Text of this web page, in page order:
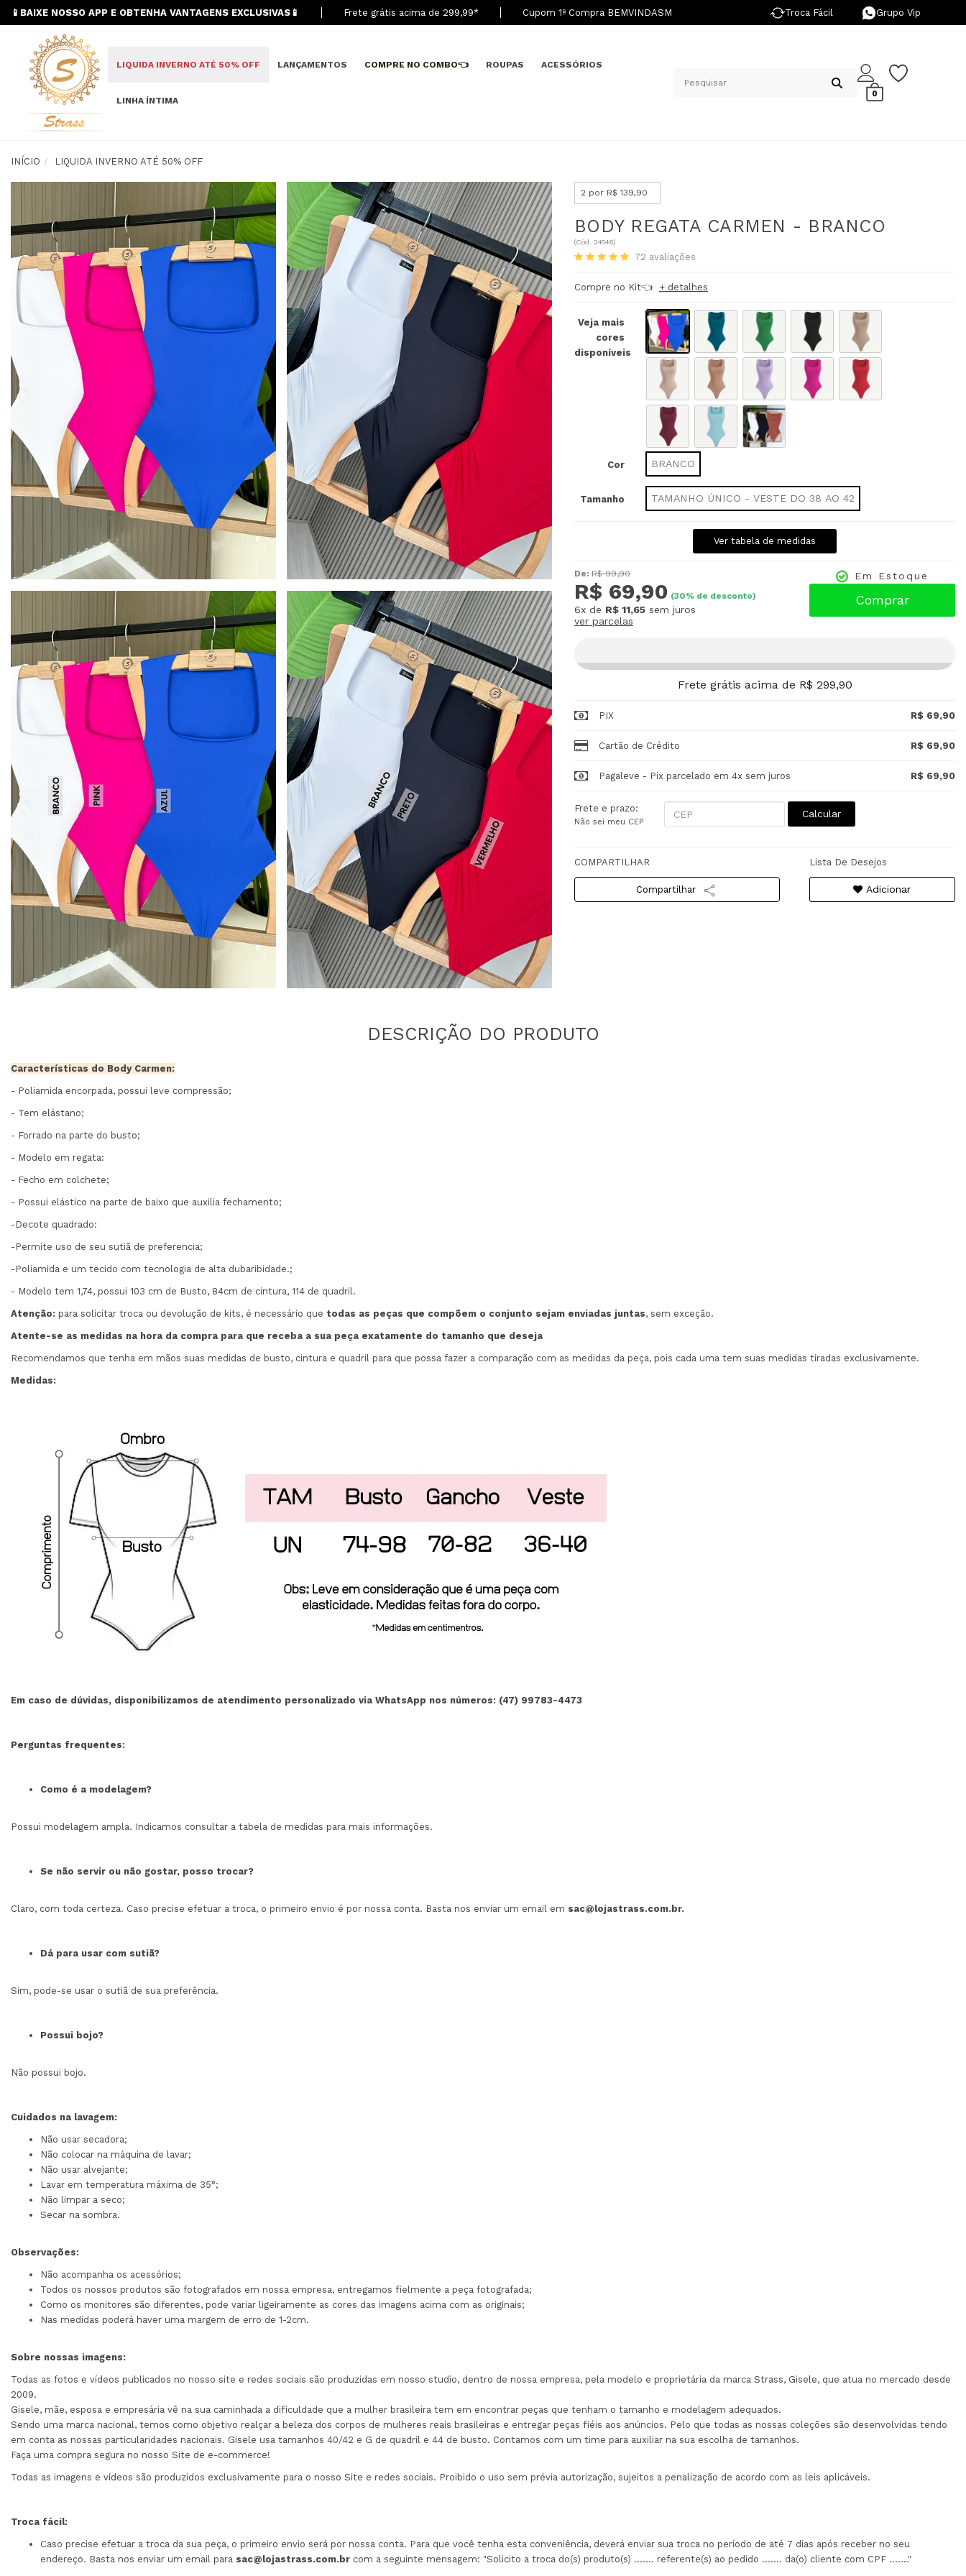
📱BAIXE NOSSO APP E OBTENHA VANTAGENS EXCLUSIVAS📱 Frete grátis acima de 299,99* Cupom 1ª Compra BEMVINDASM Troca Fácil Grupo Vip
LIQUIDA INVERNO ATÉ 50% OFF LANÇAMENTOS COMPRE NO COMBO👈 ROUPAS ACESSÓRIOS
LINHA ÍNTIMA
0
INÍCIO LIQUIDA INVERNO ATÉ 50% OFF
2 por R$ 139,90
BODY REGATA CARMEN - BRANCO
(Cód. 24546)
72 avaliações
Compre no Kit👈 + detalhes
Veja mais
cores
disponíveis
Cor BRANCO
Tamanho TAMANHO ÚNICO - VESTE DO 38 AO 42
Ver tabela de medidas
De: R$ 99,90
R$ 69,90 (30% de desconto)
6x de R$ 11,65 sem juros
ver parcelas
Em Estoque
Comprar
Frete grátis acima de R$ 299,90
PIX R$ 69,90
Cartão de Crédito R$ 69,90
Pagaleve - Pix parcelado em 4x sem juros R$ 69,90
Frete e prazo:
Não sei meu CEP
Calcular
COMPARTILHAR
Compartilhar
Lista De Desejos
Adicionar
Características do Body Carmen:
- Poliamida encorpada, possui leve compressão;
- Tem elástano;
- Forrado na parte do busto;
- Modelo em regata:
- Fecho em colchete;
- Possui elástico na parte de baixo que auxilia fechamento;
-Decote quadrado:
-Permite uso de seu sutiã de preferencia;
-Poliamida e um tecido com tecnologia de alta dubaribidade.;
- Modelo tem 1,74, possui 103 cm de Busto, 84cm de cintura, 114 de quadril.
Atenção: para solicitar troca ou devolução de kits, é necessário que todas as peças que compõem o conjunto sejam enviadas juntas, sem exceção.
Atente-se as medidas na hora da compra para que receba a sua peça exatamente do tamanho que deseja
Recomendamos que tenha em mãos suas medidas de busto, cintura e quadril para que possa fazer a comparação com as medidas da peça, pois cada uma tem suas medidas tiradas exclusivamente.
Medidas:
Em caso de dúvidas, disponibilizamos de atendimento personalizado via WhatsApp nos números: (47) 99783-4473
Perguntas frequentes:
Como é a modelagem?
Possui modelagem ampla. Indicamos consultar a tabela de medidas para mais informações.
Se não servir ou não gostar, posso trocar?
Claro, com toda certeza. Caso precise efetuar a troca, o primeiro envio é por nossa conta. Basta nos enviar um email em sac@lojastrass.com.br.
Dá para usar com sutiã?
Sim, pode-se usar o sutiã de sua preferência.
Possui bojo?
Não possui bojo.
Cuidados na lavagem:
Não usar secadora;
Não colocar na máquina de lavar;
Não usar alvejante;
Lavar em temperatura máxima de 35°;
Não limpar a seco;
Secar na sombra.
Observações:
Não acompanha os acessórios;
Todos os nossos produtos são fotografados em nossa empresa, entregamos fielmente a peça fotografada;
Como os monitores são diferentes, pode variar ligeiramente as cores das imagens acima com as originais;
Nas medidas poderá haver uma margem de erro de 1-2cm.
Sobre nossas imagens:
Todas as fotos e vídeos publicados no nosso site e redes sociais são produzidas em nosso studio, dentro de nossa empresa, pela modelo e proprietária da marca Strass, Gisele, que atua no mercado desde
2009.
Gisele, mãe, esposa e empresária vê na sua caminhada a dificuldade que a mulher brasileira tem em encontrar peças que tenham o tamanho e modelagem adequados.
Sendo uma marca nacional, temos como objetivo realçar a beleza dos corpos de mulheres reais brasileiras e entregar peças fiéis aos anúncios. Pelo que todas as nossas coleções são desenvolvidas tendo
em conta as nossas particularidades nacionais. Gisele usa tamanhos 40/42 e G de quadril e 44 de busto. Contamos com um time para auxiliar na sua escolha de tamanhos.
Faça uma compra segura no nosso Site de e-commerce!
Todas as imagens e vídeos são produzidos exclusivamente para o nosso Site e redes sociais. Proibido o uso sem prévia autorização, sujeitos a penalização de acordo com as leis aplicáveis.
Troca fácil:
Caso precise efetuar a troca da sua peça, o primeiro envio será por nossa conta. Para que você tenha esta conveniência, deverá enviar sua troca no período de até 7 dias após receber no seu
endereço. Basta nos enviar um email para sac@lojastrass.com.br com a seguinte mensagem: "Solicito a troca do(s) produto(s) ....... referente(s) ao pedido ....... da(o) cliente com CPF ......."